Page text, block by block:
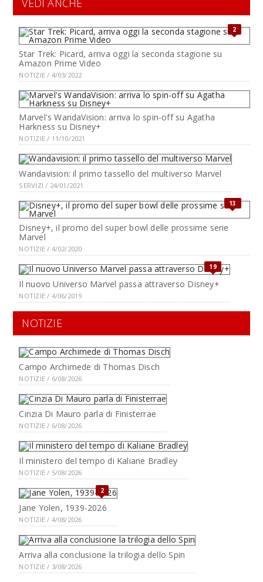
VEDI ANCHE
2
Star Trek: Picard, arriva oggi la seconda stagione su
Amazon Prime Video
NOTIZIE / 4/03/2022
Marvel's WandaVision: arriva lo spin-off su Agatha
Harkness su Disney+
NOTIZIE / 11/10/2021
Wandavision: il primo tassello del multiverso Marvel
SERVIZI / 24/01/2021
13
Disney+, il promo del super bowl delle prossime serie
Marvel
NOTIZIE / 4/02/2020
19
Il nuovo Universo Marvel passa attraverso Disney+
NOTIZIE / 4/06/2019
NOTIZIE
Campo Archimede di Thomas Disch
NOTIZIE / 6/08/2026
Cinzia Di Mauro parla di Finisterrae
NOTIZIE / 6/08/2026
Il ministero del tempo di Kaliane Bradley
NOTIZIE / 5/08/2026
2
Jane Yolen, 1939-2026
NOTIZIE / 4/08/2026
Arriva alla conclusione la trilogia dello Spin
NOTIZIE / 3/08/2026